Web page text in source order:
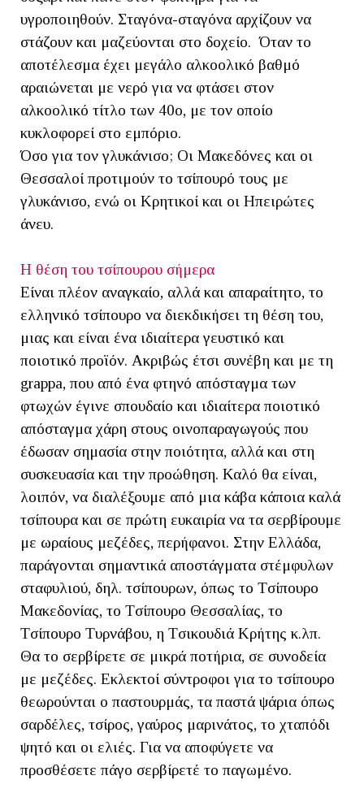
υγροποιηθούν. Σταγόνα-σταγόνα αρχίζουν να
στάζουν και μαζεύονται στο δοχείο. Όταν το
αποτέλεσμα έχει μεγάλο αλκοολικό βαθμό
αραιώνεται με νερό για να φτάσει στον
αλκοολικό τίτλο των 40ο, με τον οποίο
κυκλοφορεί στο εμπόριο.
Όσο για τον γλυκάνισο; Οι Μακεδόνες και οι
Θεσσαλοί προτιμούν το τσίπουρό τους με
γλυκάνισο, ενώ οι Κρητικοί και οι Ηπειρώτες
άνευ.
Η θέση του τσίπουρου σήμερα
Είναι πλέον αναγκαίο, αλλά και απαραίτητο, το
ελληνικό τσίπουρο να διεκδικήσει τη θέση του,
μιας και είναι ένα ιδιαίτερα γευστικό και
ποιοτικό προϊόν. Ακριβώς έτσι συνέβη και με τη
grappa, που από ένα φτηνό απόσταγμα των
φτωχών έγινε σπουδαίο και ιδιαίτερα ποιοτικό
απόσταγμα χάρη στους οινοπαραγωγούς που
έδωσαν σημασία στην ποιότητα, αλλά και στη
συσκευασία και την προώθηση. Καλό θα είναι,
λοιπόν, να διαλέξουμε από μια κάβα κάποια καλά
τσίπουρα και σε πρώτη ευκαιρία να τα σερβίρουμε
με ωραίους μεζέδες, περήφανοι. Στην Ελλάδα,
παράγονται σημαντικά αποστάγματα στέμφυλων
σταφυλιού, δηλ. τσίπουρων, όπως το Tσίπουρο
Mακεδονίας, το Tσίπουρο Θεσσαλίας, το
Tσίπουρο Tυρνάβου, η Tσικουδιά Kρήτης κ.λπ.
Θα το σερβίρετε σε μικρά ποτήρια, σε συνοδεία
με μεζέδες. Εκλεκτοί σύντροφοι για το τσίπουρο
θεωρούνται ο παστουρμάς, τα παστά ψάρια όπως
σαρδέλες, τσίρος, γαύρος μαρινάτος, το χταπόδι
ψητό και οι ελιές. Για να αποφύγετε να
προσθέσετε πάγο σερβίρετέ το παγωμένο.